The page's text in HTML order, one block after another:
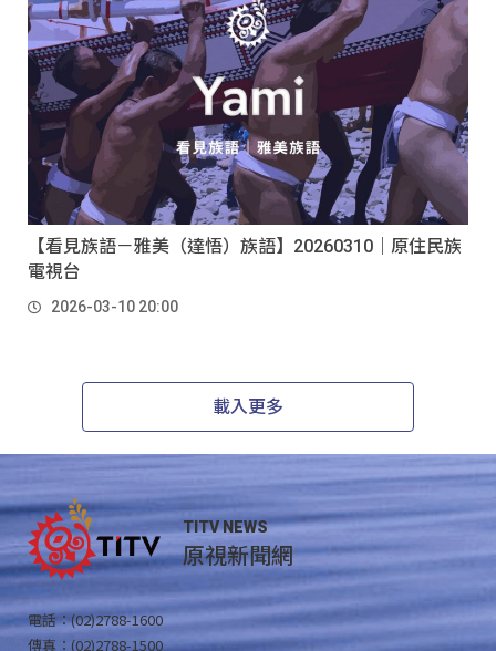
【看見族語－雅美（達悟）族語】20260310｜原住民族
電視台
2026-03-10 20:00
載入更多
TITV NEWS
原視新聞網
電話：(02)2788-1600
傳真：(02)2788-1500